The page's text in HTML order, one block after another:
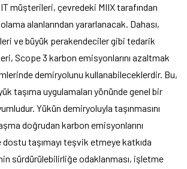
müşterileri, çevredeki MIIX tarafından
alanlarından yararlanacak. Dahası,
ve büyük perakendeciler gibi tedarik
Scope 3 karbon emisyonlarını azaltmak
demiryolunu kullanabileceklerdir. Bu,
taşıma uygulamaları yönünde genel bir
Yükün demiryoluyla taşınmasını
doğrudan karbon emisyonlarını
taşımayı teşvik etmeye katkıda
sürdürülebilirliğe odaklanması, işletme